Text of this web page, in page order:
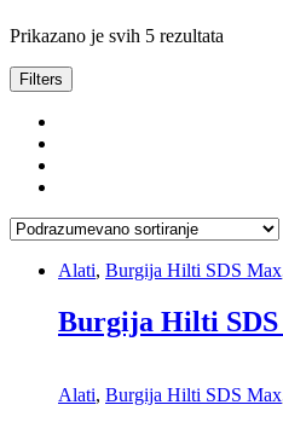
Prikazano je svih 5 rezultata
Filters
Alati, Burgija Hilti SDS Max
Burgija Hilti SDS
Alati, Burgija Hilti SDS Max